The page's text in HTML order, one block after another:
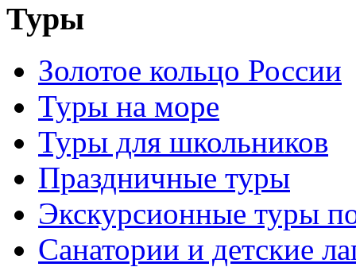
Туры
Золотое кольцо России
Туры на море
Туры для школьников
Праздничные туры
Экскурсионные туры
Санатории и детские